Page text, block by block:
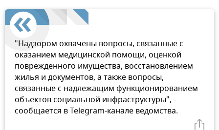
"Надзором охвачены вопросы, связанные с
оказанием медицинской помощи, оценкой
поврежденного имущества, восстановлением
жилья и документов, а также вопросы,
связанные с надлежащим функционированием
объектов социальной инфраструктуры", -
сообщается в Telegram-канале ведомства.